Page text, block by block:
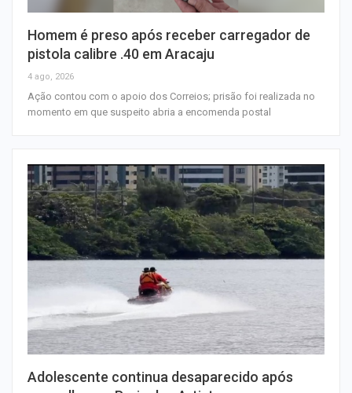
Homem é preso após receber carregador de
pistola calibre .40 em Aracaju
4 ago, 2026
Ação contou com o apoio dos Correios; prisão foi realizada no
momento em que suspeito abria a encomenda postal
Adolescente continua desaparecido após